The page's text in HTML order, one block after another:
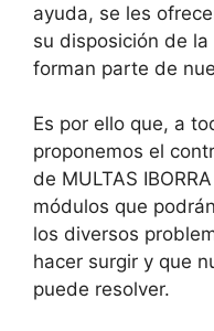
ayuda, se les
su disposición de
forman parte de
Es por ello que, a
proponemos el
de MULTAS
módulos que
los diversos
hacer surgir y que
puede resolver.